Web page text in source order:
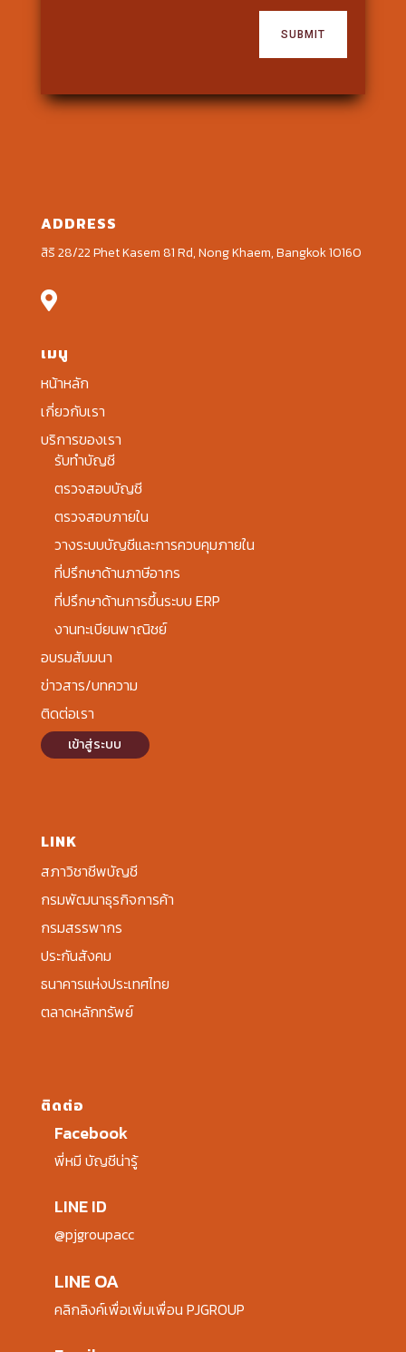
SUBMIT
ADDRESS
สิริ 28/22 Phet Kasem 81 Rd, Nong Khaem, Bangkok 10160

เมนู
หน้าหลัก
เกี่ยวกับเรา
บริการของเรา
รับทำบัญชี
ตรวจสอบบัญชี
ตรวจสอบภายใน
วางระบบบัญชีและการควบคุมภายใน
ที่ปรึกษาด้านภาษีอากร
ที่ปรึกษาด้านการขึ้นระบบ ERP
งานทะเบียนพาณิชย์
อบรมสัมมนา
ข่าวสาร/บทความ
ติดต่อเรา
เข้าสู่ระบบ
LINK
สภาวิชาชีพบัญชี
กรมพัฒนาธุรกิจการค้า
กรมสรรพากร
ประกันสังคม
ธนาคารแห่งประเทศไทย
ตลาดหลักทรัพย์
ติดต่อ
Facebook
พี่หมี บัญชีน่ารู้
LINE ID
@pjgroupacc
LINE OA
คลิกลิงค์เพื่อเพิ่มเพื่อน PJGROUP